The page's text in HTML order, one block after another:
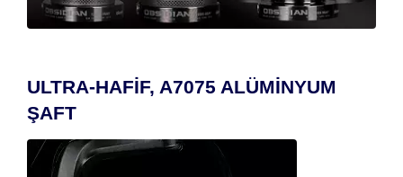
ULTRA-HAFİF, A7075 ALÜMİNYUM
ŞAFT